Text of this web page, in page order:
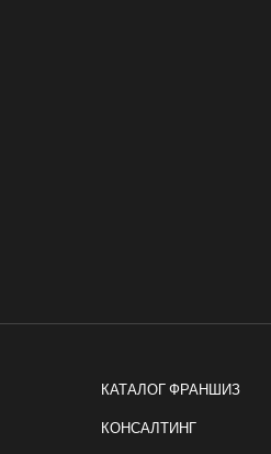
КАТАЛОГ ФРАНШИЗ
КОНСАЛТИНГ